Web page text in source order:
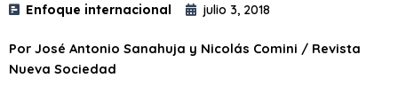
Enfoque internacional julio 3, 2018
Por José Antonio Sanahuja y Nicolás Comini / Revista
Nueva Sociedad